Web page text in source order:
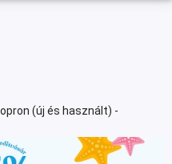
(új és használt) -